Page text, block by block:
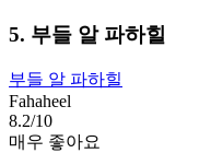
5. 부들 알 파하힐
부들 알 파하힐
Fahaheel
8.2/10
매우 좋아요